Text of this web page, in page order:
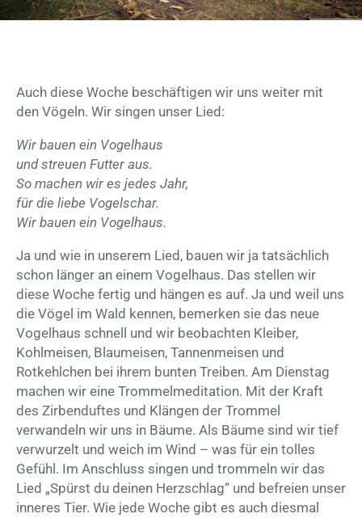
Auch diese Woche beschäftigen wir uns weiter mit
den Vögeln. Wir singen unser Lied:
Wir bauen ein Vogelhaus
und streuen Futter aus.
So machen wir es jedes Jahr,
für die liebe Vogelschar.
Wir bauen ein Vogelhaus.
Ja und wie in unserem Lied, bauen wir ja tatsächlich
schon länger an einem Vogelhaus. Das stellen wir
diese Woche fertig und hängen es auf. Ja und weil uns
die Vögel im Wald kennen, bemerken sie das neue
Vogelhaus schnell und wir beobachten Kleiber,
Kohlmeisen, Blaumeisen, Tannenmeisen und
Rotkehlchen bei ihrem bunten Treiben. Am Dienstag
machen wir eine Trommelmeditation. Mit der Kraft
des Zirbenduftes und Klängen der Trommel
verwandeln wir uns in Bäume. Als Bäume sind wir tief
verwurzelt und weich im Wind – was für ein tolles
Gefühl. Im Anschluss singen und trommeln wir das
Lied „Spürst du deinen Herzschlag“ und befreien unser
inneres Tier. Wie jede Woche gibt es auch diesmal